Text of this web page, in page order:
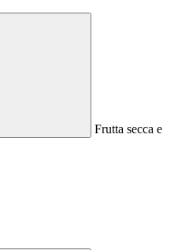
Frutta secca e